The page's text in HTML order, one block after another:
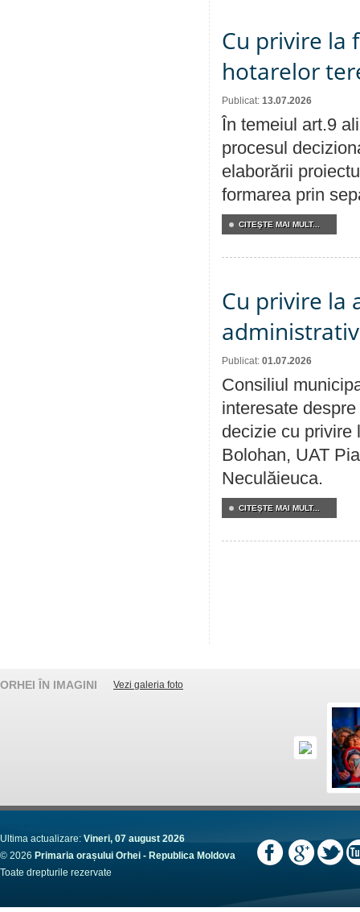
Cu privire la
hotarelor
Publicat: 13.07.2026
În temeiul art.9
procesul
elaborării
formarea prin
CITEŞTE MAI MULT...
Cu privire la
Publicat: 01.07.2026
Consiliul
interesate
decizie cu privire
Bolohan, UAT
Neculăieuca.
CITEŞTE MAI MULT...
ORHEI ÎN IMAGINI Vezi galeria foto
Ultima actualizare: Vineri, 07 august 2026
© 2026 Primaria orașului Orhei - Republica Moldova
Toate drepturile rezervate